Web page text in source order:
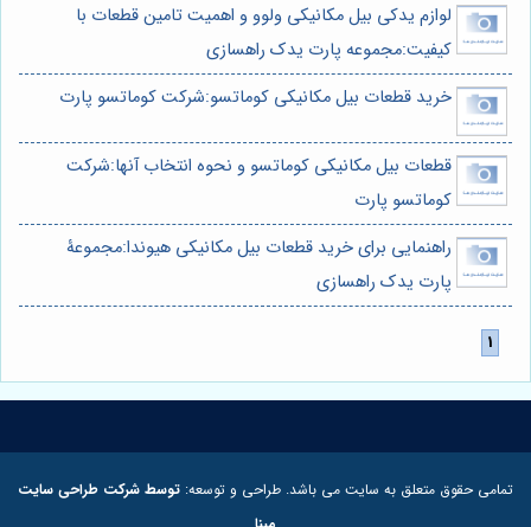
لوازم یدکی بیل مکانیکی ولوو و اهمیت تامین قطعات با
کیفیت:مجموعه پارت یدک راهسازی
خرید قطعات بیل مکانیکی کوماتسو:شرکت کوماتسو پارت
قطعات بیل مکانیکی کوماتسو و نحوه انتخاب آنها:شرکت
کوماتسو پارت
راهنمایی برای خرید قطعات بیل مکانیکی هیوندا:مجموعۀ
پارت یدک راهسازی
تمامی حقوق متعلق به سایت می باشد. طراحی و توسعه: توسط شرکت طراحی سایت